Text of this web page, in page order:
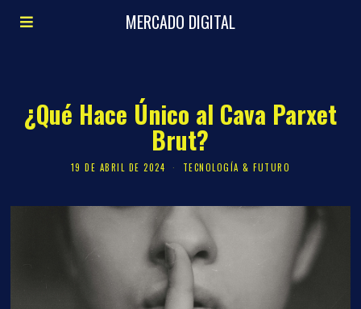
MERCADO DIGITAL
¿Qué Hace Único al Cava Parxet
Brut?
19 DE ABRIL DE 2024 TECNOLOGÍA & FUTURO